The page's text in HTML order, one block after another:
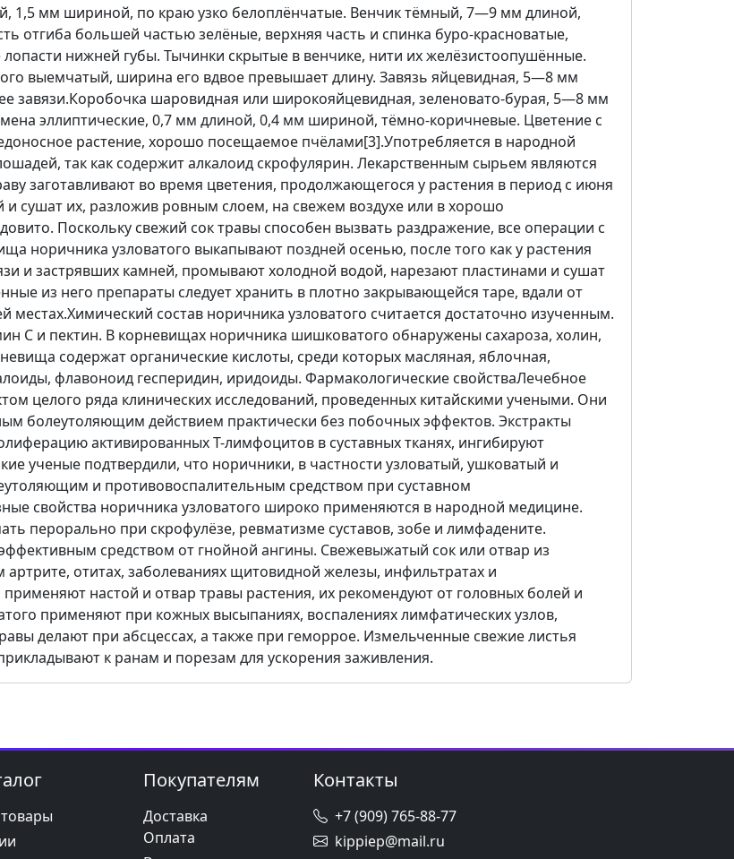
1,5 мм шириной, по краю узко белоплёнчатые. Венчик тёмный, 7—9 мм длиной,
отгиба большей частью зелёные, верхняя часть и спинка буро-красноватые,
нижней губы. Тычинки скрытые в венчике, нити их желёзистоопушённые.
выемчатый, ширина его вдвое превышает длину. Завязь яйцевидная, 5—8 мм
завязи.Коробочка шаровидная или широкояйцевидная, зеленовато-бурая, 5—8 мм
эллиптические, 0,7 мм длиной, 0,4 мм шириной, тёмно-коричневые. Цветение с
растение, хорошо посещаемое пчёлами[3].Употребляется в народной
так как содержит алкалоид скрофулярин. Лекарственным сырьем являются
заготавливают во время цветения, продолжающегося у растения в период с июня
и сушат их, разложив ровным слоем, на свежем воздухе или в хорошо
Поскольку свежий сок травы способен вызвать раздражение, все операции с
норичника узловатого выкапывают поздней осенью, после того как у растения
и застрявших камней, промывают холодной водой, нарезают пластинами и сушат
из него препараты следует хранить в плотно закрывающейся таре, вдали от
местах.Химический состав норичника узловатого считается достаточно изученным.
С и пектин. В корневищах норичника шишковатого обнаружены сахароза, холин,
содержат органические кислоты, среди которых масляная, яблочная,
флавоноид гесперидин, иридоиды. Фармакологические свойстваЛечебное
целого ряда клинических исследований, проведенных китайскими учеными. Они
болеутоляющим действием практически без побочных эффектов. Экстракты
активированных Т-лимфоцитов в суставных тканях, ингибируют
ученые подтвердили, что норичники, в частности узловатый, ушковатый и
и противовоспалительным средством при суставном
свойства норичника узловатого широко применяются в народной медицине.
перорально при скрофулёзе, ревматизме суставов, зобе и лимфадените.
средством от гнойной ангины. Свежевыжатый сок или отвар из
отитах, заболеваниях щитовидной железы, инфильтратах и
настой и отвар травы растения, их рекомендуют от головных болей и
применяют при кожных высыпаниях, воспалениях лимфатических узлов,
делают при абсцессах, а также при геморрое. Измельченные свежие листья
к ранам и порезам для ускорения заживления.
Покупателям
Доставка
Оплата
Контакты
+7 (909) 765-88-77
kippiep@mail.ru